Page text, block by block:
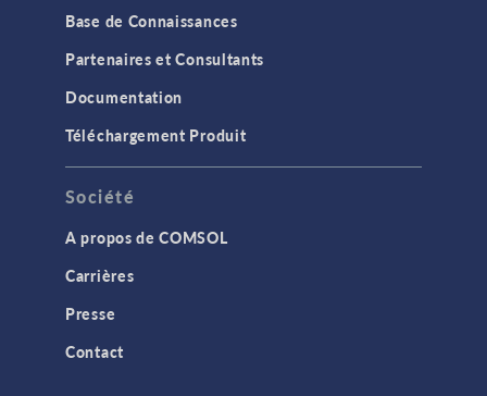
Base de Connaissances
Partenaires et Consultants
Documentation
Téléchargement Produit
Société
A propos de COMSOL
Carrières
Presse
Contact